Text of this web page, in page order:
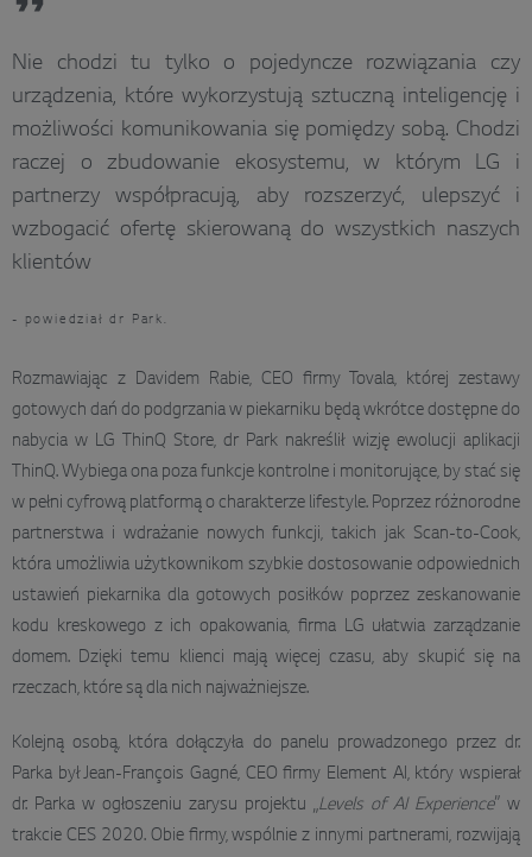
Nie chodzi tu tylko o pojedyncze rozwiązania czy
urządzenia, które wykorzystują sztuczną inteligencję i
możliwości komunikowania się pomiędzy sobą. Chodzi
raczej o zbudowanie ekosystemu, w którym LG i
partnerzy współpracują, aby rozszerzyć, ulepszyć i
wzbogacić ofertę skierowaną do wszystkich naszych
klientów
- powiedział dr Park.
Rozmawiając z Davidem Rabie, CEO firmy Tovala, której zestawy
gotowych dań do podgrzania w piekarniku będą wkrótce dostępne do
nabycia w LG ThinQ Store, dr Park nakreślił wizję ewolucji aplikacji
ThinQ. Wybiega ona poza funkcje kontrolne i monitorujące, by stać się
w pełni cyfrową platformą o charakterze lifestyle. Poprzez różnorodne
partnerstwa i wdrażanie nowych funkcji, takich jak Scan-to-Cook,
która umożliwia użytkownikom szybkie dostosowanie odpowiednich
ustawień piekarnika dla gotowych posiłków poprzez zeskanowanie
kodu kreskowego z ich opakowania, firma LG ułatwia zarządzanie
domem. Dzięki temu klienci mają więcej czasu, aby skupić się na
rzeczach, które są dla nich najważniejsze.
Kolejną osobą, która dołączyła do panelu prowadzonego przez dr.
Parka był Jean-François Gagné, CEO firmy Element AI, który wspierał
dr. Parka w ogłoszeniu zarysu projektu „Levels of AI Experience” w
trakcie CES 2020. Obie firmy, wspólnie z innymi partnerami, rozwijają